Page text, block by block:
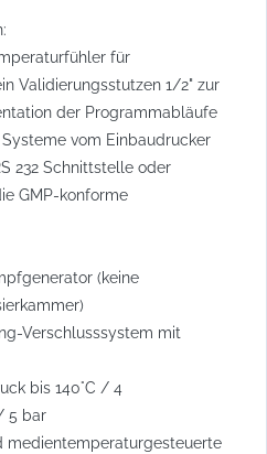
für
Validierungsstutzen 1/2" zur
der Programmabläufe
vom Einbaudrucker
232 Schnittstelle oder
GMP-konforme
(keine
Verschlusssystem mit
bis 140°C / 4
5 bar
medientemperaturgesteuerte